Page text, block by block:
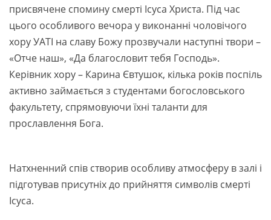
присвячене спомину смерті Ісуса Христа. Під час
цього особливого вечора у виконанні чоловічого
хору УАТІ на славу Божу прозвучали наступні твори –
«Отче наш», «Да благословит тебя Господь».
Керівник хору – Карина Євтушок, кілька років поспіль
активно займається з студентами богословського
факультету, спрямовуючи їхні таланти для
прославлення Бога.
Натхненний спів створив особливу атмосферу в залі і
підготував присутніх до прийняття символів смерті
Ісуса.